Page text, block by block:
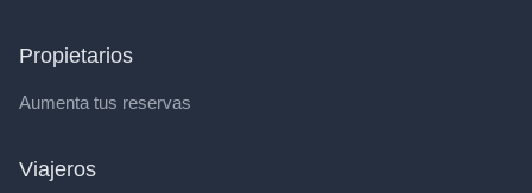
Propietarios
Aumenta tus reservas
Viajeros